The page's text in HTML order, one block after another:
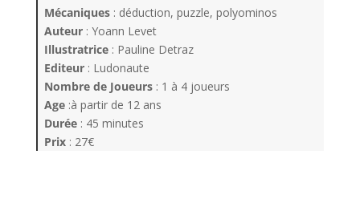
Mécaniques: déduction, puzzle, polyominos
Auteur: Yoann Levet
Illustratrice: Pauline Detraz
Editeur: Ludonaute
Nombre de Joueurs: 1 à 4 joueurs
Age:à partir de 12 ans
Durée: 45 minutes
Prix: 27€